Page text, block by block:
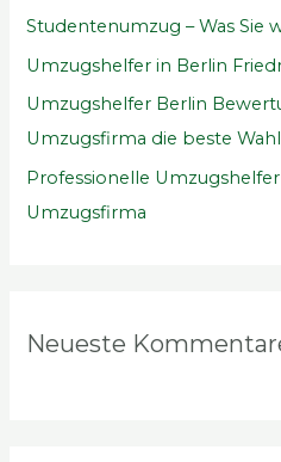
c
h
:
Studentenumzug – Was Sie
Umzugshelfer in Berlin
Umzugshelfer Berlin
Umzugsfirma die beste
Professionelle
Umzugsfirma
Neueste